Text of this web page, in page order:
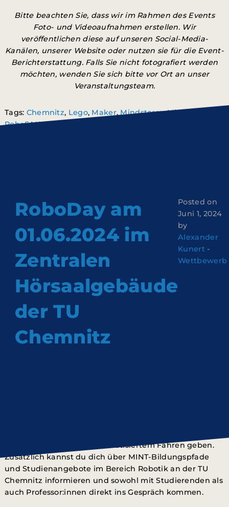
Bitte beachten Sie, dass wir im Rahmen des Events
Foto- und Videoaufnahmen erstellen. Wir
veröffentlichen diese auf unseren Social-Media-
Kanälen, unserer Website oder nutzen sie für die Event-
Berichterstattung. Falls Sie nicht fotografiert werden
möchten, wenden Sie sich bitte vor Ort an unser
Veranstaltungsteam.
Tags: Chemnitz, Lego, Maker,Mindstorm,Mitmachen
RoboSAX,Roboter
RoboDay am
01.06.2024 im
Zentralen
Hörsaalgebäude
der TU
Chemnitz
Posted on
Juni 1, 2024
by
Alexander
Kunert-
Wettbewerb
Themen Robotik und automatisiertem Fahren geben.
Zusätzlich kannst du dich über MINT-Bildungspfade
und Studienangebote im Bereich Robotik an der TU
Chemnitz informieren und sowohl mit Studierenden als
auch Professor:innen direkt ins Gespräch kommen.